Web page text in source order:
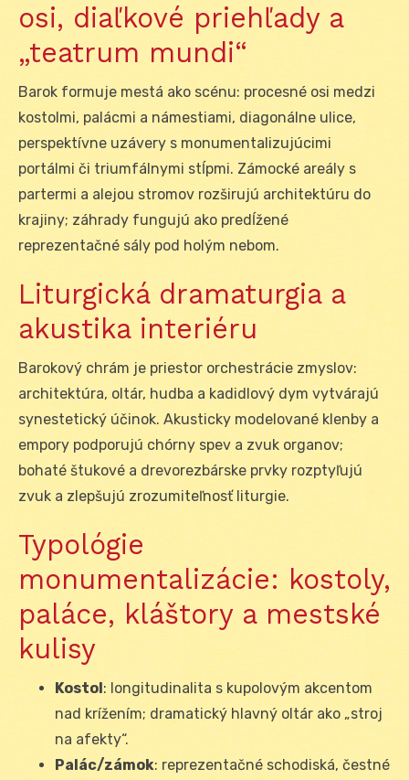
osi, diaľkové priehľady a
„teatrum mundi“
Barok formuje mestá ako scénu: procesné osi medzi
kostolmi, palácmi a námestiami, diagonálne ulice,
perspektívne uzávery s monumentalizujúcimi
portálmi či triumfálnymi stĺpmi. Zámocké areály s
partermi a alejou stromov rozširujú architektúru do
krajiny; záhrady fungujú ako predĺžené
reprezentačné sály pod holým nebom.
Liturgická dramaturgia a
akustika interiéru
Barokový chrám je priestor orchestrácie zmyslov:
architektúra, oltár, hudba a kadidlový dym vytvárajú
synestetický účinok. Akusticky modelované klenby a
empory podporujú chórny spev a zvuk organov;
bohaté štukové a drevorezbárske prvky rozptyľujú
zvuk a zlepšujú zrozumiteľnosť liturgie.
Typológie
monumentalizácie: kostoly,
paláce, kláštory a mestské
kulisy
Kostol: longitudinalita s kupolovým akcentom
nad krížením; dramatický hlavný oltár ako „stroj
na afekty“.
Palác/zámok: reprezentačné schodiská, čestné